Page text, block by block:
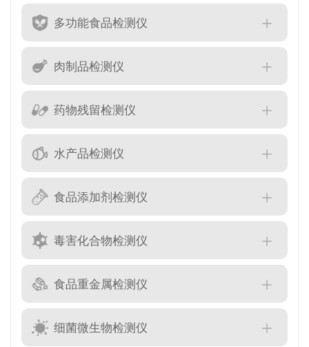
多功能食品检测仪
肉制品检测仪
药物残留检测仪
水产品检测仪
食品添加剂检测仪
毒害化合物检测仪
食品重金属检测仪
细菌微生物检测仪